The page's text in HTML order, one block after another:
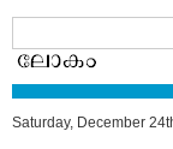
Saturday, December